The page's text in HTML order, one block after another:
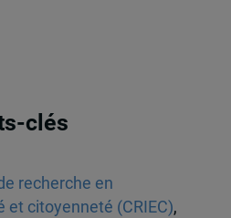
clés
recherche en
citoyenneté (CRIEC),